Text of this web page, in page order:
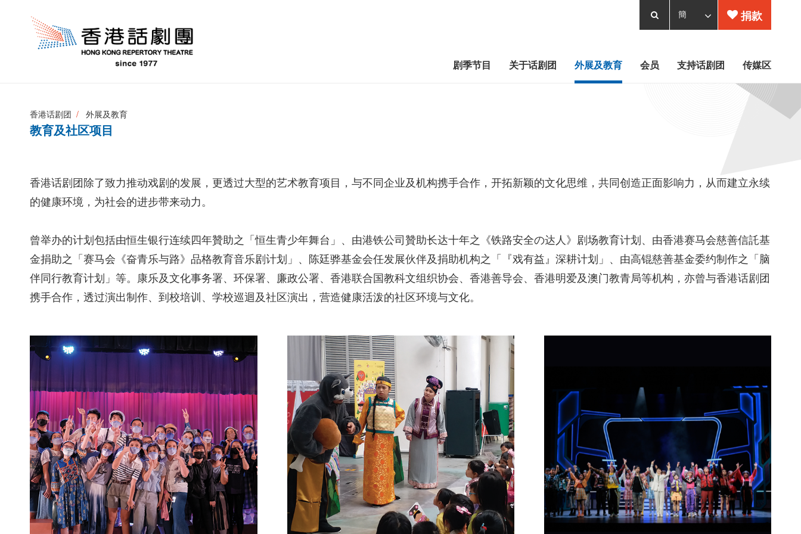
剧季节目 关于话剧团 外展及教育 会员 支持话剧团 传媒区
捐款
香港话剧团 外展及教育
教育及社区项目
香港话剧团除了致力推动戏剧的发展，更透过大型的艺术教育项目，与不同企业及机构携手合作，开拓新颖的文化思维，共同创造正面影响力，从而建立永续
的健康环境，为社会的进步带来动力。
曾举办的计划包括由恒生银行连续四年贊助之「恒生青少年舞台」、由港铁公司贊助长达十年之《铁路安全の达人》剧场教育计划、由香港赛马会慈善信託基
金捐助之「赛马会《奋青乐与路》品格教育音乐剧计划」、陈廷骅基金会任发展伙伴及捐助机构之「『戏有益』深耕计划」、由高锟慈善基金委约制作之「脑
伴同行教育计划」等。康乐及文化事务署、环保署、廉政公署、香港联合国教科文组织协会、香港善导会、香港明爱及澳门教青局等机构，亦曾与香港话剧团
携手合作，透过演出制作、到校培训、学校巡迴及社区演出，营造健康活泼的社区环境与文化。